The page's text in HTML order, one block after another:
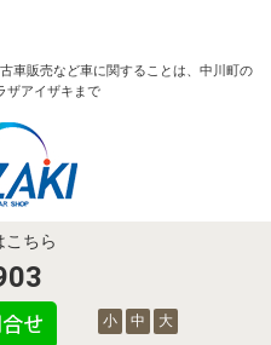
車販売など車に関することは、中川町の
ザアイザキまで
こちら
小 中 大